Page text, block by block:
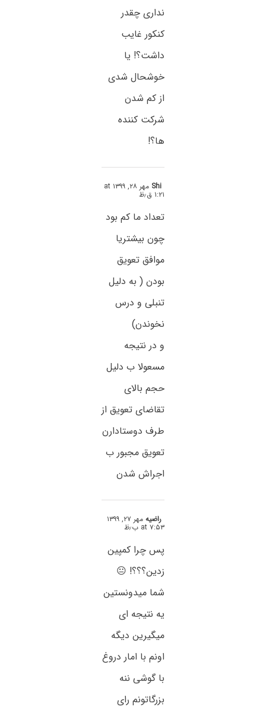
نداری چقدر
کنکور غایب
داشت؟! یا
خوشحال شدی
از کم شدن
شرکت کننده
ها؟!
Shi مهر ۲۸, ۱۳۹۹ at
۱:۲۱ ق٫ظ
تعداد ما کم بود
چون بیشتریا
موافق تعویق
بودن ( به دلیل
تنبلی و درس
نخوندن)
و در نتیجه
مسعولا ب دلیل
حجم بالای
تقاضای تعویق از
طرف دوستادارن
تعویق مجبور ب
اجراش شدن
راضیه مهر ۲۷, ۱۳۹۹
at ۷:۵۳ ب٫ظ
پس چرا کمپین
زدین؟؟؟! 😐
شما میدونستین
یه نتیجه ای
میگیرین دیگه
اونم با امار دروغ
با گوشی ننه
بزرگاتونم رای